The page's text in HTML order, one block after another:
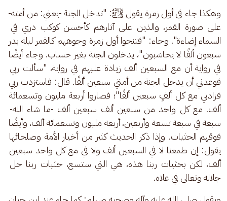
وهكذا جاء في أول زمرة يقول ﷺ: "تدخل الجنة -يعني: من أمته-
على صورة القمر، والذين على آثارهم كأحسن كوكب دري في
السماء إضاءة". وجاء: "فتنجوا أول زمرة وجوههم كالقمر ليلة بدر
سبعون ألفًا لا يحاسَبون"، يدخلون الجنة بغير حساب. وجاء أيضًا
في رواية أن مع السبعين ألف زيادة عليهم في رواية، "سألت ربي
فوعدني أن يدخل الجنة من أمتي سبعين ألفًا. قال: فاستزدت ربي
فزادني مع كل ألفٍ سبعين ألفًا"؛ فصاروا أربعة مليون وتسعمائة
ألف. مع كل واحد من سبعين ألف سبعين ألف -ما شاء الله-
سبعة في سبعة تسعة وأربعين، أربعة مليون وتسعمائة ألف، وأيضًا
فوقهم الحثيات. وإذا ذكر الحديث كثير من أخيار الأمة وصلحائها
يقول: إن طمعنا لا في السبعين ألف ولا في مع كل واحد سبعين
ألف، لكن بحثيات ربنا هذه، هي التي ستسع، حثيات ربنا جل
جلاله وتعالى في علاه.